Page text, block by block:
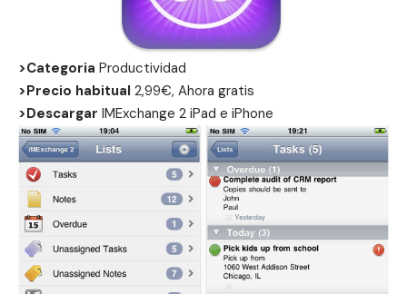
>Categoria Productividad
>Precio habitual 2,99€, Ahora gratis
>Descargar IMExchange 2 iPad e iPhone